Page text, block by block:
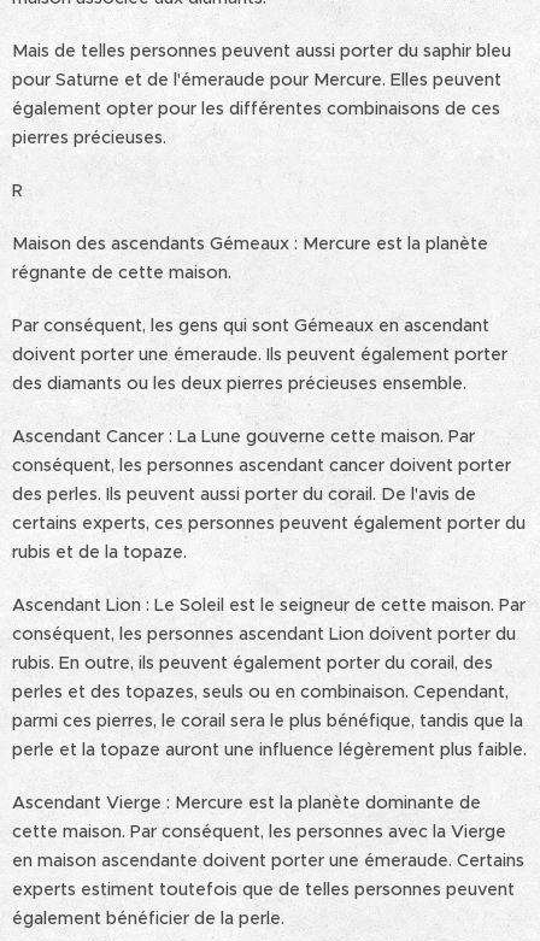
Mais de telles personnes peuvent aussi porter du saphir bleu
pour Saturne et de l'émeraude pour Mercure. Elles peuvent
également opter pour les différentes combinaisons de ces
pierres précieuses.
R
Maison des ascendants Gémeaux : Mercure est la planète
régnante de cette maison.
Par conséquent, les gens qui sont Gémeaux en ascendant
doivent porter une émeraude. Ils peuvent également porter
des diamants ou les deux pierres précieuses ensemble.
Ascendant Cancer : La Lune gouverne cette maison. Par
conséquent, les personnes ascendant cancer doivent porter
des perles. Ils peuvent aussi porter du corail. De l'avis de
certains experts, ces personnes peuvent également porter du
rubis et de la topaze.
Ascendant Lion : Le Soleil est le seigneur de cette maison. Par
conséquent, les personnes ascendant Lion doivent porter du
rubis. En outre, ils peuvent également porter du corail, des
perles et des topazes, seuls ou en combinaison. Cependant,
parmi ces pierres, le corail sera le plus bénéfique, tandis que la
perle et la topaze auront une influence légèrement plus faible.
Ascendant Vierge : Mercure est la planète dominante de
cette maison. Par conséquent, les personnes avec la Vierge
en maison ascendante doivent porter une émeraude. Certains
experts estiment toutefois que de telles personnes peuvent
également bénéficier de la perle.